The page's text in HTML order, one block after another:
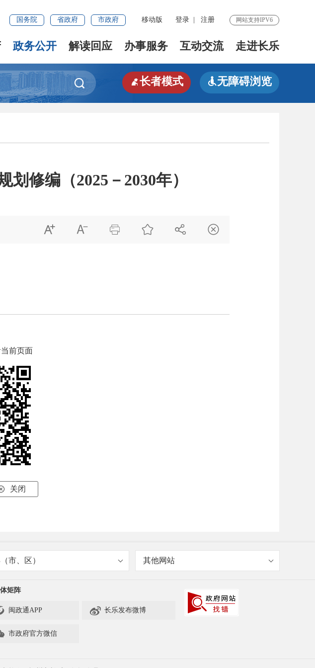
国务院 省政府 市政府 移动版 登录 注册 网站支持IPV6
政务公开 解读回应 办事服务 互动交流 走进长乐
 长者模式 无障碍浏览
修编（2025－2030年）
     
前页面
关闭
市、区） 其他网站
矩阵
闽政通APP  长乐发布微博
市政府官方微信